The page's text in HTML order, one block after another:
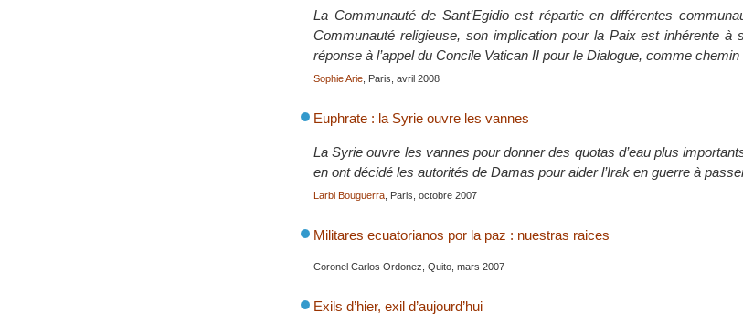
La Communauté de Sant’Egidio est répartie en différentes
Communauté religieuse, son implication pour la Paix est inhérente à
réponse à l’appel du Concile Vatican II pour le Dialogue, comme chemin
Sophie Arie , Paris, avril 2008
Euphrate : la Syrie ouvre les vannes
La Syrie ouvre les vannes pour donner des quotas d’eau plus
en ont décidé les autorités de Damas pour aider l’Irak en guerre à
Larbi Bouguerra , Paris, octobre 2007
Militares ecuatorianos por la paz : nuestras raices
Coronel Carlos Ordonez, Quito, mars 2007
Exils d’hier, exil d’aujourd’hui